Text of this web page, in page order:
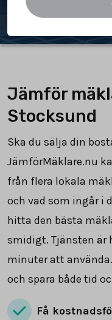
Jämför
Stocksund
Ska du sälja din
JämförMäklare.nu
från flera lokala
och vad som ingår i
hitta den bästa
smidigt. Tjänsten är
minuter att
och spara både tid
Få